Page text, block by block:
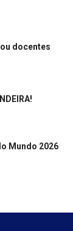
docentes
Mundo 2026